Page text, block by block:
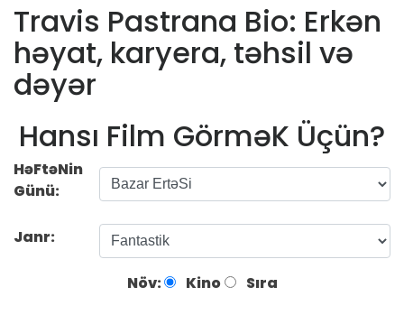
Travis Pastrana Bio: Erkən
həyat, karyera, təhsil və
dəyər
Hansı Film GörməK Üçün?
HəFtəNin
Günü:
Janr:
Növ: Kino Sıra